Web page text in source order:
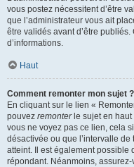
vous postez nécessitent d’être
que l’administrateur vous ait
être validés avant d’être
d’informations.
Haut
Comment remonter mon sujet ?
En cliquant sur le lien «
pouvez remonterle sujet en haut
vous ne voyez pas ce lien, cela
désactivée ou que l’intervalle
atteint. Il est également possible
répondant. Néanmoins,